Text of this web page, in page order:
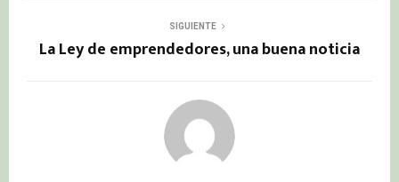
SIGUIENTE
La Ley de emprendedores, una buena noticia